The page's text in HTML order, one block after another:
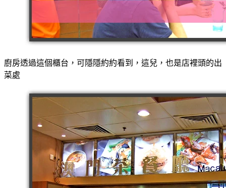
廚房透過這個櫃台，可隱隱約約看到，這兒，也是店裡頭的出
菜處